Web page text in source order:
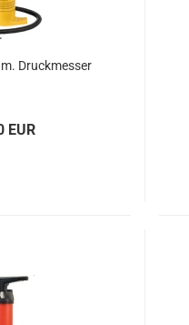
Druck­mes­ser
EUR